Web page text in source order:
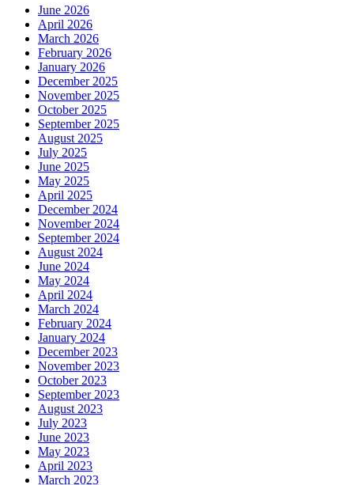
June 2026
April 2026
March 2026
February 2026
January 2026
December 2025
November 2025
October 2025
September 2025
August 2025
July 2025
June 2025
May 2025
April 2025
December 2024
November 2024
September 2024
August 2024
June 2024
May 2024
April 2024
March 2024
February 2024
January 2024
December 2023
November 2023
October 2023
September 2023
August 2023
July 2023
June 2023
May 2023
April 2023
March 2023